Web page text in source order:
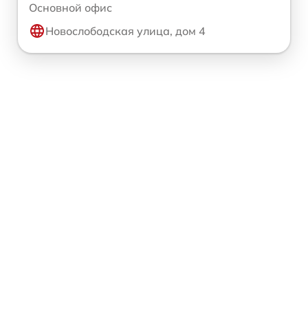
Основной офис
Новослободская улица, дом 4